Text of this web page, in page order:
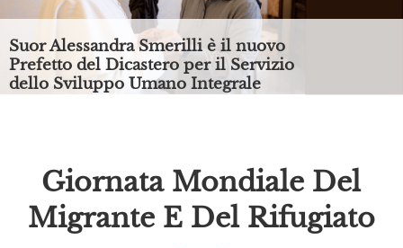
Suor Alessandra Smerilli è il nuovo
Prefetto del Dicastero per il Servizio
dello Sviluppo Umano Integrale
Giornata Mondiale Del
Migrante E Del Rifugiato